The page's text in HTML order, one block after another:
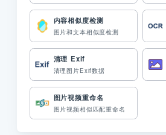
内容相似度检测
图片和文本相似度检测
清理 Exif
清理图片Exif数据
图片视频重命名
图片视频相似匹配重命名